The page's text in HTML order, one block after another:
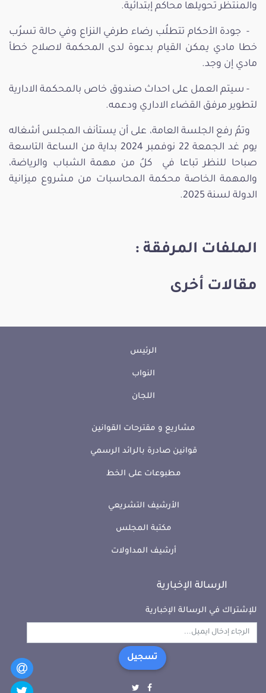
والمنتظر تحويلها محاكم إبتدائية.
- جودة الأحكام تتطلُب رضاء طرفي النزاع وفي حالة تسرُب
خطا مادي يمكن القيام بدعوة لدى المحكمة لاصلاح خطأ
مادي إن وجد.
- سيتم العمل على احداث صندوق خاص بالمحكمة الادارية
لتطوير مرفق القضاء الاداري ودعمه.
وتمُ رفع الجلسة العامة، على أن يستأنف المجلس أشغاله
يوم غد الجمعة 22 نوفمبر 2024 بداية من الساعة التاسعة
صباحا للنظر تباعا في كلُ من مهمة الشباب والرياضة،
والمهمة الخاصة محكمة المحاسبات من مشروع ميزانية
الدولة لسنة 2025.
الملفات المرفقة :
مقالات أخرى
الرئيس
النواب
اللجان
مشاريع و مقترحات القوانين
قوانين صادرة بالرائد الرسمي
مطبوعات على الخط
الأرشيف التشريعي
مكتبة المجلس
أرشيف المداولات
الرسالة الإخبارية
للإشتراك في الرسالة الإخبارية
تسجيل